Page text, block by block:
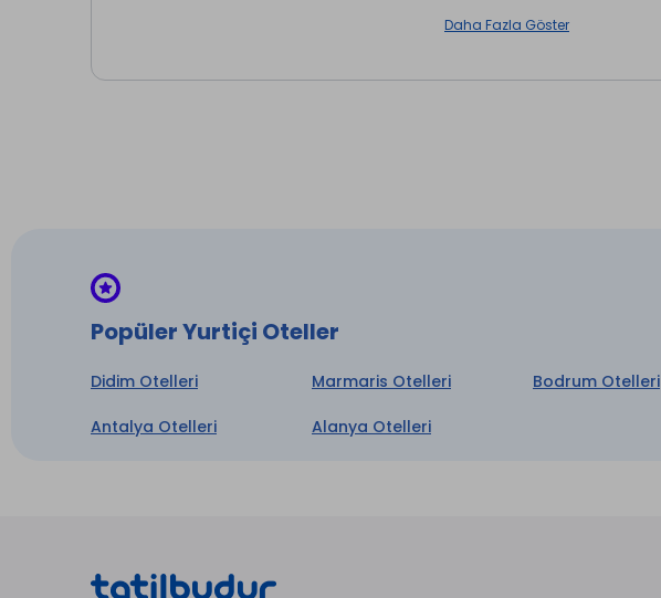
İnternet
Daha Fazla Göster
Popüler Yurtiçi Oteller
Didim Otelleri Marmaris Otelleri Bodrum Otelleri
Antalya Otelleri Alanya Otelleri